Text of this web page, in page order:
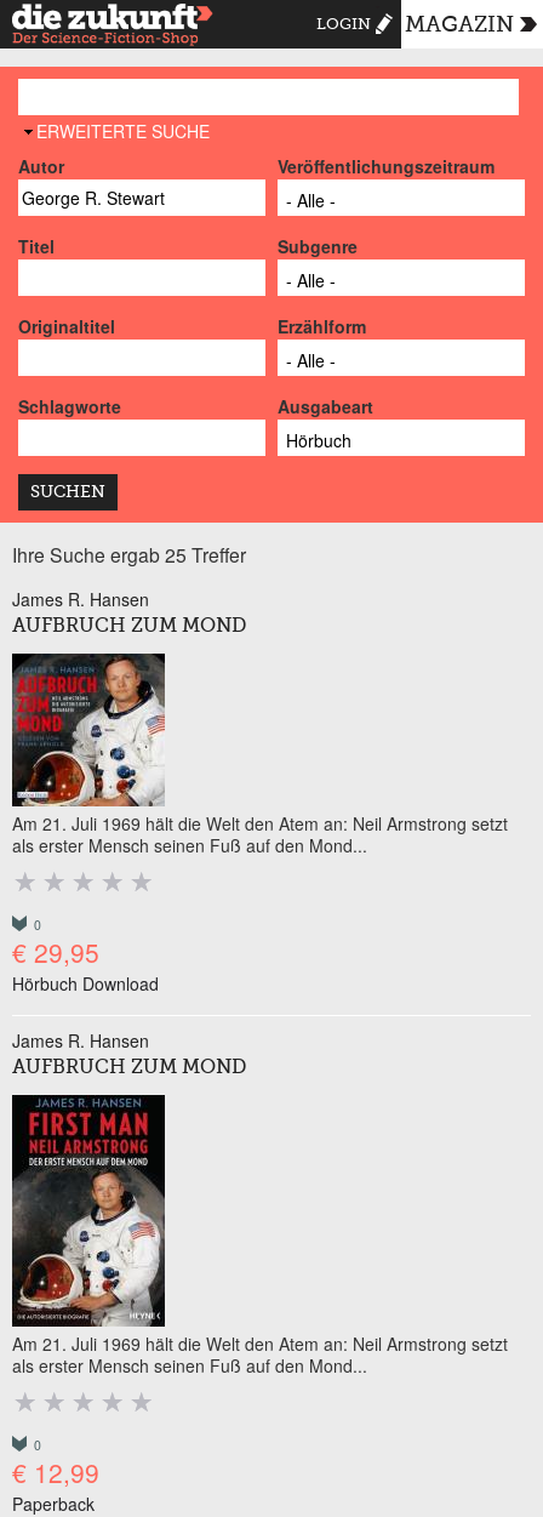
LOGIN MAGAZIN
AUSBLENDEN
ERWEITERTE SUCHE
Autor
Veröffentlichungszeitraum
Titel Subgenre
Originaltitel Erzählform
Schlagworte Ausgabeart
Ihre Suche ergab 25 Treffer
James R. Hansen
AUFBRUCH ZUM MOND
Am 21. Juli 1969 hält die Welt den Atem an: Neil Armstrong setzt
als erster Mensch seinen Fuß auf den Mond...
0
€ 29,95
Hörbuch Download
James R. Hansen
AUFBRUCH ZUM MOND
Am 21. Juli 1969 hält die Welt den Atem an: Neil Armstrong setzt
als erster Mensch seinen Fuß auf den Mond...
0
€ 12,99
Paperback